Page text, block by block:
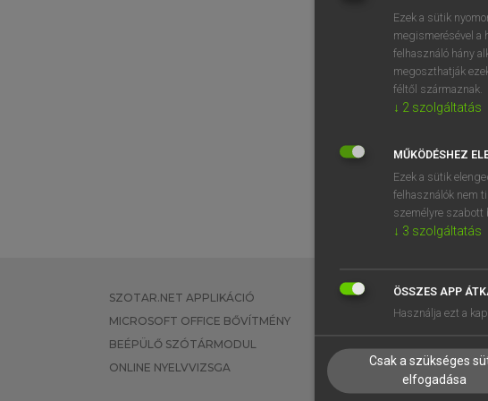
SZOTAR.NET APPLIKÁCIÓ
MICROSOFT OFFICE BŐVÍTMÉNY
BEÉPÜLŐ SZÓTÁRMODUL
ONLINE NYELVVIZSGA
EGYÉNI FELHASZNÁLÓKNAK
TANULÓKNAK
VÁLLALATI MEGOLDÁSOK
Ezek a sütik
megismerésével a
felhasználó hány
megoszthatják
féltől származnak.
↓ 2 szolgáltatás
MŰKÖDÉSHEZ
Ezek a sütik
felhasználók nem
személyre szabott
↓ 3 szolgáltatás
ÖSSZES APP
Használja ezt a
Csak a szükséges
elfogadása